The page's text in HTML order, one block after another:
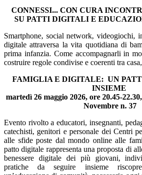
CONNESSI... CON CURA
SU PATTI DIGITALI E
Smartphone, social network, videogiochi,
digitale attraversa la vita quotidiana di
prima infanzia. Come accompagnarli in
costruire regole condivise e coerenti tra
FAMIGLIA E DIGITALE: UN
INSIEME
martedì 26 maggio 2026, ore 20.45-
Novembre n. 37
Evento rivolto a educatori, insegnanti,
catechisti, genitori e personale dei Centri
alle sfide poste dal mondo online alle
patto digitale rappresenta una proposta di
benessere digitale dei più giovani,
pratiche da seguire insieme